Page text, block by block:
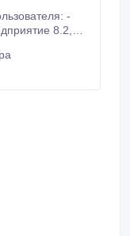
-
8.2,